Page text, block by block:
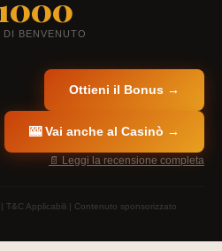
DI BENVENUTO
Ottieni il Bonus →
🎰 Vai anche al Casinò →
📄 Leggi la recensione completa
T&C Applicabili | Contenuto sponsorizzato